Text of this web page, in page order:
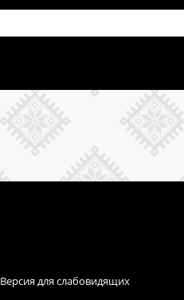
Версия для слабовидящих